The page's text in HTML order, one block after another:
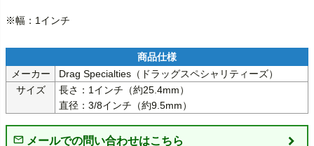
※幅：1インチ
メーカー
Drag Specialties（ドラッグスペシャリティーズ）
サイズ
長さ：1インチ（約25.4mm）
直径：3/8インチ（約9.5mm）